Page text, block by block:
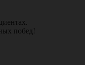
побед!